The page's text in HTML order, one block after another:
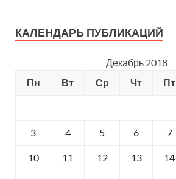
КАЛЕНДАРЬ ПУБЛИКАЦИЙ
Декабрь 2018
Пн
Вт Ср Чт Пт
3 4 5 6 7
10 11 12 13 14